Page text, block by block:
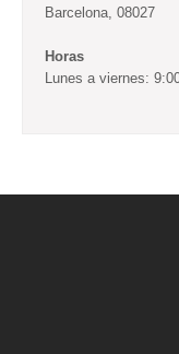
Barcelona, 08027
Horas
Lunes a viernes: